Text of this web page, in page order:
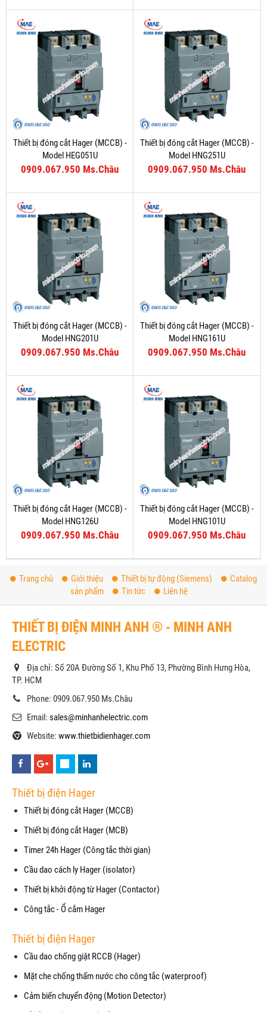
Thiết bị đóng cắt Hager (MCCB) -
Model HEG051U
0909.067.950 Ms.Châu
Thiết bị đóng cắt Hager (MCCB) -
Model HNG251U
0909.067.950 Ms.Châu
Thiết bị đóng cắt Hager (MCCB) -
Model HNG201U
0909.067.950 Ms.Châu
Thiết bị đóng cắt Hager (MCCB) -
Model HNG161U
0909.067.950 Ms.Châu
Thiết bị đóng cắt Hager (MCCB) -
Model HNG126U
0909.067.950 Ms.Châu
Thiết bị đóng cắt Hager (MCCB) -
Model HNG101U
0909.067.950 Ms.Châu
Trang chủ Giới thiệu Thiết bị tự động (Siemens)
Catalog
sản phẩm
Tin tức Liên hệ
THIẾT BỊ ĐIỆN MINH ANH ® - MINH ANH
ELECTRIC
Địa chỉ: Số 20A Đường Số 1, Khu Phố 13, Phường Bình Hưng Hòa,
TP. HCM
Phone: 0909.067.950 Ms.Châu
Email: sales@minhanhelectric.com
Website: www.thietbidienhager.com
Thiết bị điện Hager
Thiết bị đóng cắt Hager (MCCB)
Thiết bị đóng cắt Hager (MCB)
Timer 24h Hager (Công tắc thời gian)
Cầu dao cách ly Hager (isolator)
Thiết bị khởi động từ Hager (Contactor)
Công tắc - Ổ cắm Hager
Thiết bị điện Hager
Cầu dao chống giật RCCB (Hager)
Mặt che chống thấm nước cho công tắc (waterproof)
Cảm biến chuyển động (Motion Detector)